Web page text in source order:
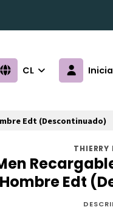
CL
Edt (Descontinuado)
THIERRY
Hombre Edt